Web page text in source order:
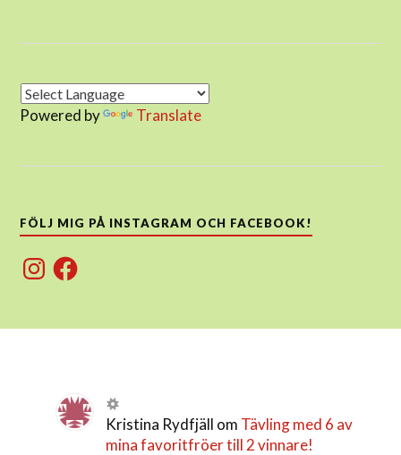
Powered by Translate
FÖLJ MIG PÅ INSTAGRAM OCH FACEBOOK!
InstagramFacebook
Kristina Rydfjäll om Tävling med 6 av
mina favoritfröer till 2 vinnare!